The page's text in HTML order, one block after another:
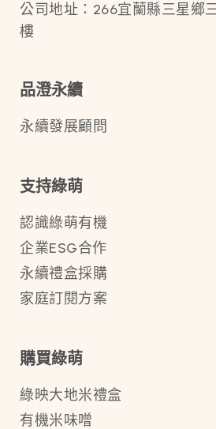
公司地址：266宜蘭縣三星鄉
樓
品澄永續
永續發展顧問
支持綠萌
認識綠萌有機
企業ESG合作
永續禮盒採購
家庭訂閱方案
購買綠萌
綠映大地米禮盒
有機米味噌